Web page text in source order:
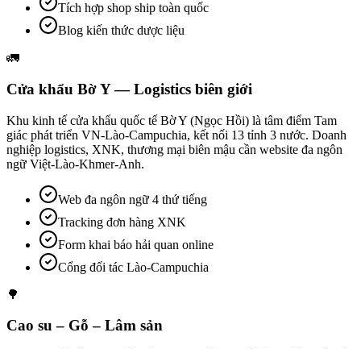
Tích hợp shop ship toàn quốc
Blog kiến thức dược liệu
🚛
Cửa khẩu Bờ Y — Logistics biên giới
Khu kinh tế cửa khẩu quốc tế Bờ Y (Ngọc Hồi) là tâm điểm Tam
giác phát triển VN-Lào-Campuchia, kết nối 13 tỉnh 3 nước. Doanh
nghiệp logistics, XNK, thương mại biên mậu cần website đa ngôn
ngữ Việt-Lào-Khmer-Anh.
Web đa ngôn ngữ 4 thứ tiếng
Tracking đơn hàng XNK
Form khai báo hải quan online
Cổng đối tác Lào-Campuchia
🌳
Cao su – Gỗ – Lâm sản